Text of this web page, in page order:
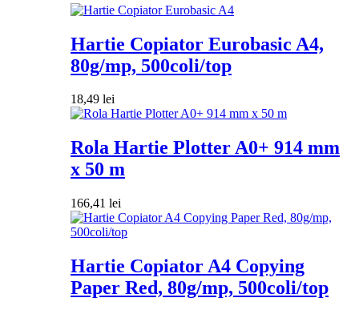
Hartie Copiator Eurobasic A4,
80g/mp, 500coli/top
18,49 lei
Rola Hartie Plotter A0+ 914 mm
x 50 m
166,41 lei
Hartie Copiator A4 Copying
Paper Red, 80g/mp, 500coli/top